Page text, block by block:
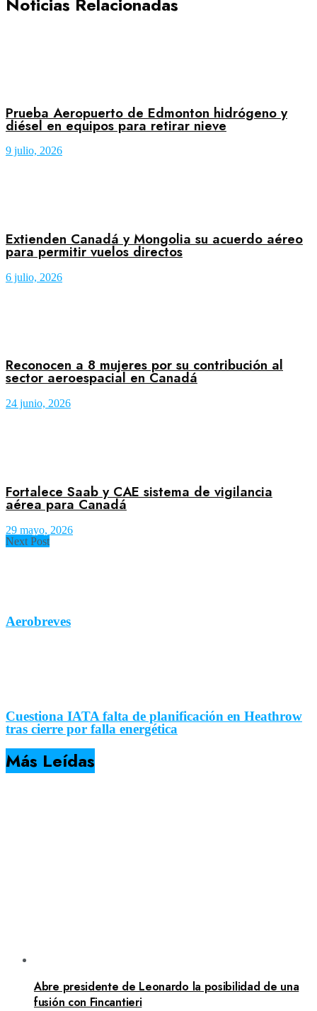
Prueba Aeropuerto de Edmonton hidrógeno y
diésel en equipos para retirar nieve
9 julio, 2026
Extienden Canadá y Mongolia su acuerdo aéreo
para permitir vuelos directos
6 julio, 2026
Reconocen a 8 mujeres por su contribución al
sector aeroespacial en Canadá
24 junio, 2026
Fortalece Saab y CAE sistema de vigilancia
aérea para Canadá
29 mayo, 2026
Next Post
Aerobreves
Cuestiona IATA falta de planificación en Heathrow
tras cierre por falla energética
Más Leídas
Abre presidente de Leonardo la posibilidad de una
fusión con Fincantieri